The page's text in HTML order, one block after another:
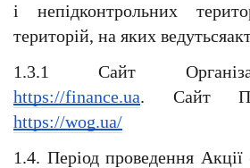
і непідконтрольних
територій, на яких
https://finance.ua
https://wog.ua/
1.4. Період проведення